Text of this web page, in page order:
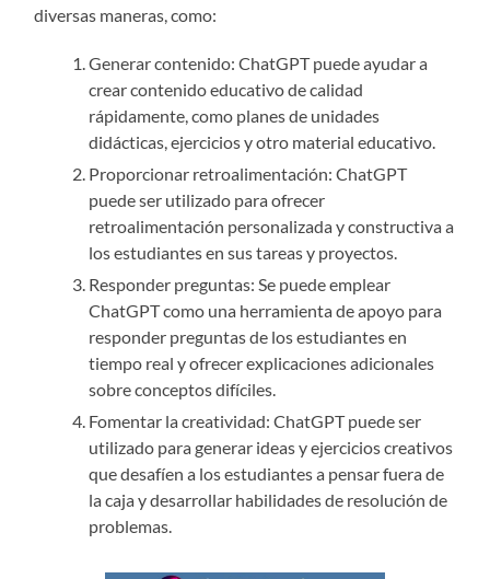
diversas maneras, como:
Generar contenido: ChatGPT puede ayudar a
crear contenido educativo de calidad
rápidamente, como planes de unidades
didácticas, ejercicios y otro material educativo.
Proporcionar retroalimentación: ChatGPT
puede ser utilizado para ofrecer
retroalimentación personalizada y constructiva a
los estudiantes en sus tareas y proyectos.
Responder preguntas: Se puede emplear
ChatGPT como una herramienta de apoyo para
responder preguntas de los estudiantes en
tiempo real y ofrecer explicaciones adicionales
sobre conceptos difíciles.
Fomentar la creatividad: ChatGPT puede ser
utilizado para generar ideas y ejercicios creativos
que desafíen a los estudiantes a pensar fuera de
la caja y desarrollar habilidades de resolución de
problemas.